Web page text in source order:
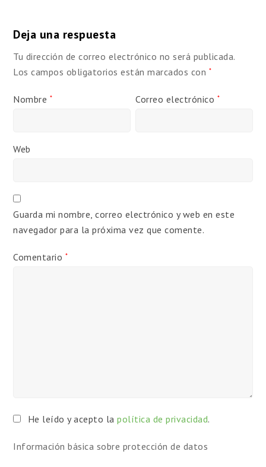
Deja una respuesta
Tu dirección de correo electrónico no será publicada.
Los campos obligatorios están marcados con *
Nombre * Correo electrónico *
Web
Guarda mi nombre, correo electrónico y web en este
navegador para la próxima vez que comente.
Comentario *
He leído y acepto lapolítica de privacidad.
Información básica sobre protección de datos